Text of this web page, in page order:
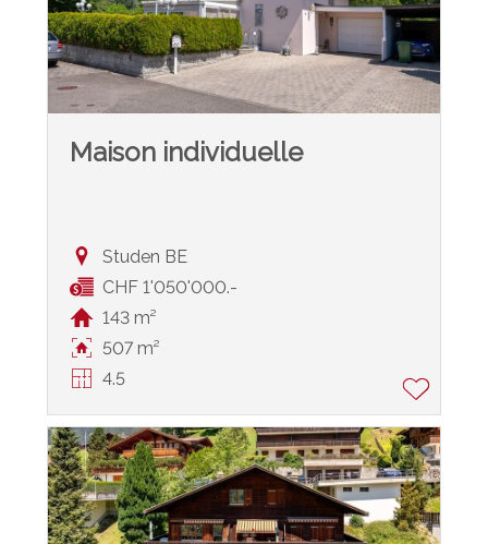
Maison individuelle
Studen BE
CHF 1'050'000.-
143 m²
507 m²
4.5